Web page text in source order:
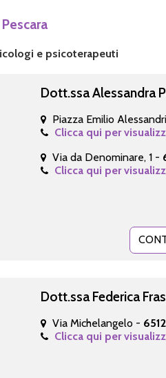
e psicoterapeuti
Dott.ssa Alessandra
Piazza Emilio
Clicca qui per
Via da Denominare, 1 -
Clicca qui per
Dott.ssa Federica
Via Michelangelo -
Clicca qui per